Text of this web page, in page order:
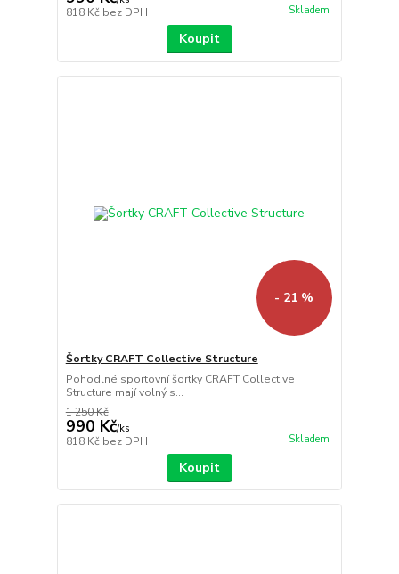
818 Kč bez DPH Skladem
Koupit
- 21 %
Šortky CRAFT Collective Structure
Pohodlné sportovní šortky CRAFT Collective
Structure mají volný s...
1 250 Kč
990 Kč/ks
818 Kč bez DPH Skladem
Koupit